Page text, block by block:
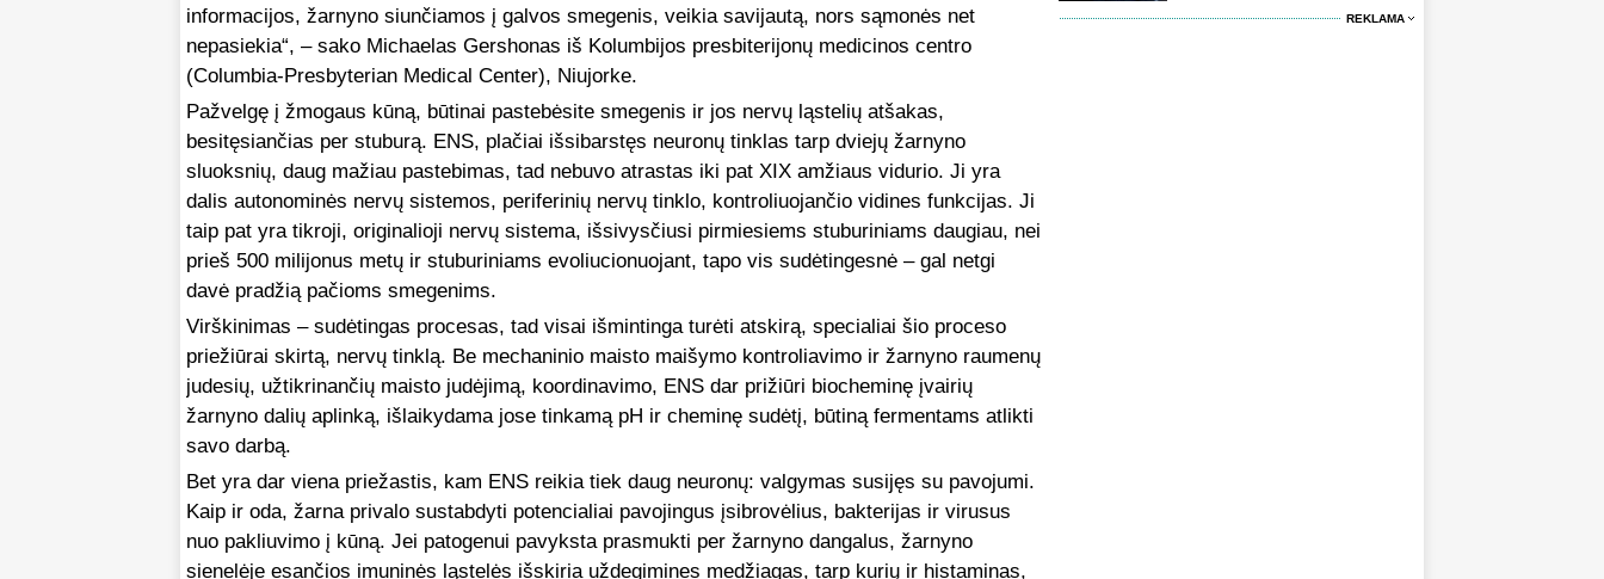
informacijos, žarnyno siunčiamos į galvos smegenis, veikia savijautą, nors sąmonės net
nepasiekia“, – sako Michaelas Gershonas iš Kolumbijos presbiterijonų medicinos centro
(Columbia-Presbyterian Medical Center), Niujorke.
Pažvelgę į žmogaus kūną, būtinai pastebėsite smegenis ir jos nervų ląstelių atšakas,
besitęsiančias per stuburą. ENS, plačiai išsibarstęs neuronų tinklas tarp dviejų žarnyno
sluoksnių, daug mažiau pastebimas, tad nebuvo atrastas iki pat XIX amžiaus vidurio. Ji yra
dalis autonominės nervų sistemos, periferinių nervų tinklo, kontroliuojančio vidines funkcijas. Ji
taip pat yra tikroji, originalioji nervų sistema, išsivysčiusi pirmiesiems stuburiniams daugiau, nei
prieš 500 milijonus metų ir stuburiniams evoliucionuojant, tapo vis sudėtingesnė – gal netgi
davė pradžią pačioms smegenims.
Virškinimas – sudėtingas procesas, tad visai išmintinga turėti atskirą, specialiai šio proceso
priežiūrai skirtą, nervų tinklą. Be mechaninio maisto maišymo kontroliavimo ir žarnyno raumenų
judesių, užtikrinančių maisto judėjimą, koordinavimo, ENS dar prižiūri biocheminę įvairių
žarnyno dalių aplinką, išlaikydama jose tinkamą pH ir cheminę sudėtį, būtiną fermentams atlikti
savo darbą.
Bet yra dar viena priežastis, kam ENS reikia tiek daug neuronų: valgymas susijęs su pavojumi.
Kaip ir oda, žarna privalo sustabdyti potencialiai pavojingus įsibrovėlius, bakterijas ir virusus
nuo pakliuvimo į kūną. Jei patogenui pavyksta prasmukti per žarnyno dangalus, žarnyno
sienelėje esančios imuninės ląstelės išskiria uždegimines medžiagas, tarp kurių ir histaminas,
REKLAMA